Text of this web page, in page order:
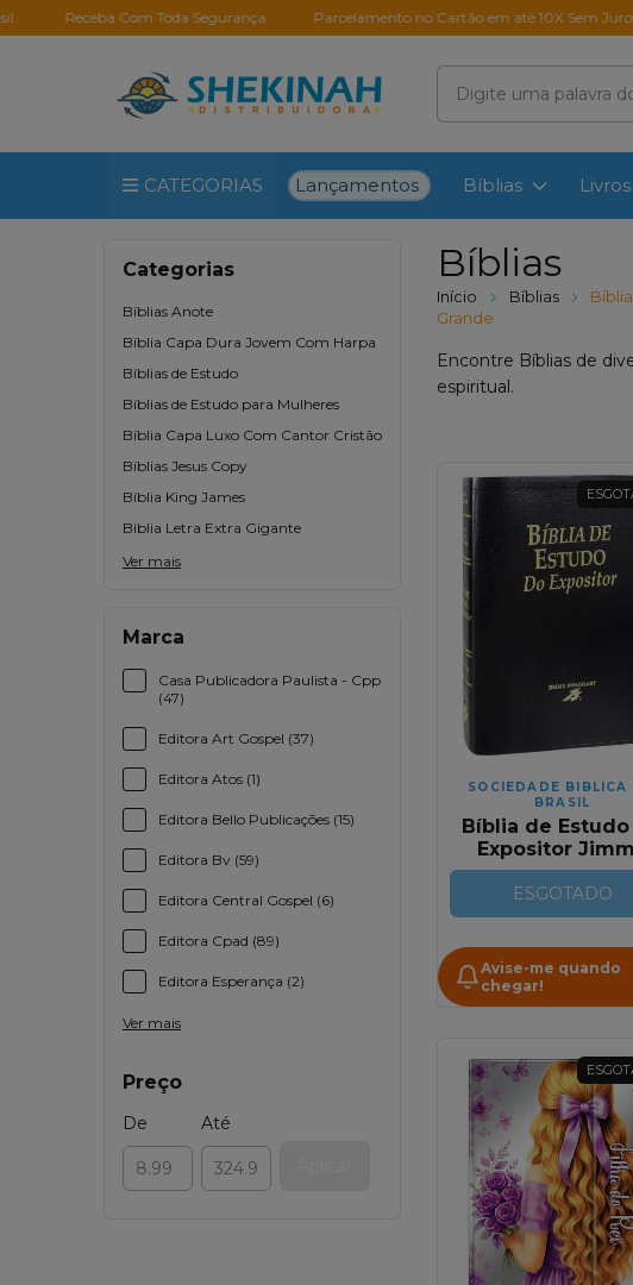
Com Toda Segurança Parcelamento no Cartão em até 10X Sem Juros
CATEGORIAS Lançamentos Bíblias Livros
Categorias
Bíblias Anote
Bíblia Capa Dura Jovem Com Harpa
Bíblias de Estudo
Bíblias de Estudo para Mulheres
Bíblia Capa Luxo Com Cantor Cristão
Bíblias Jesus Copy
Bíblia King James
Biblia Letra Extra Gigante
Ver mais
Marca
Casa Publicadora Paulista - Cpp
(47)
Editora Art Gospel (37)
Editora Atos (1)
Editora Bello Publicações (15)
Editora Bv (59)
Editora Central Gospel (6)
Editora Cpad (89)
Editora Esperança (2)
Ver mais
Preço
De
Até
Bíblias
Início Bíblias
Grande
Encontre Bíblias de
espiritual.
SOCIEDADE BIBLICA
BRASIL
Bíblia de
Expositor
Swaggart
Luxo Preta -
Acompanha
Personalizada
ESGOTADO
Avise-me quando
chegar!